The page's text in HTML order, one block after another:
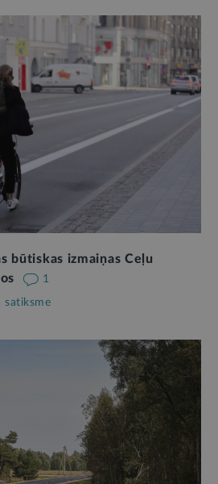
būtiskas izmaiņas Ceļu
1
satiksme